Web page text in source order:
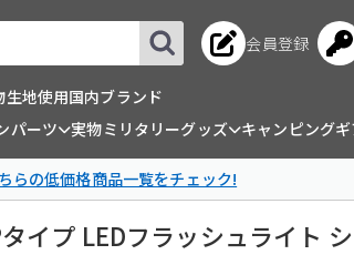
会員登録
生地使用国内ブランド
パーツ 実物ミリタリーグッズ キャンピングギ
らの低価格商品一覧をチェック!
イプ LEDフラッシュライト